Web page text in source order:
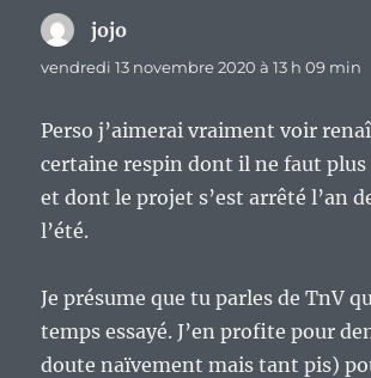
jojo
vendredi 13 novembre 2020 à 13 h 09 min
Perso j’aimerai vraiment voir
certaine respin dont il ne faut plus
et dont le projet s’est arrêté l’an
l’été.
Je présume que tu parles de TnV
temps essayé. J’en profite pour
doute naïvement mais tant pis)